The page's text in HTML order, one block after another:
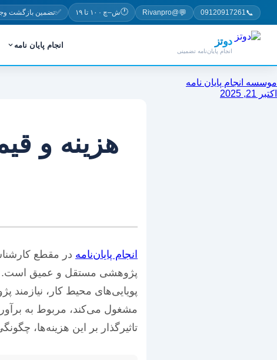
پرش
محتوا
📞
09120917261
💬
@Rivanpro
🕐ش–چ · ۱۰ تا ۱۹ ✅تضمین بازگشت
دوتز
انجام پایان‌نامه تضمینی
انجام پایان نامه
موسسه انجام پایان نامه
اکتبر 21, 2025
هزینه و
انجام پایان‌نامه در مقطع
پژوهشی مستقل و عمیق است.
پویایی‌های محیط کار،
مشغول می‌کند، مربوط به
تاثیرگذار بر این هزینه‌ها،